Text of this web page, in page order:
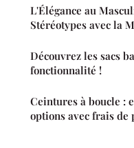
L'Élégance au
Stéréotypes avec la
Découvrez les sacs
fonctionnalité !
Ceintures à boucle :
options avec frais de